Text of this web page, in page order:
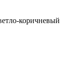
коричневый